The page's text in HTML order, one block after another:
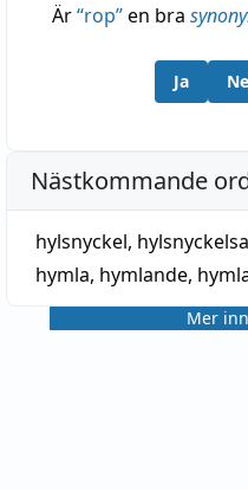
Är“rop”en bra
Ja
Nästkommande
hylsnyckel,
hymla, hymlande,
Mer